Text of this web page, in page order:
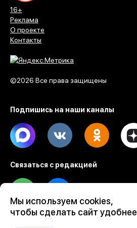
16+
Реклама
О проекте
Контакты
©2026 Все права защищены
Подпишись на наши каналы
Max
Связаться с редакцией
Tel Email
Разработка веб проектов Evrone
Мы используем cookies,
чтобы сделать сайт удобнее